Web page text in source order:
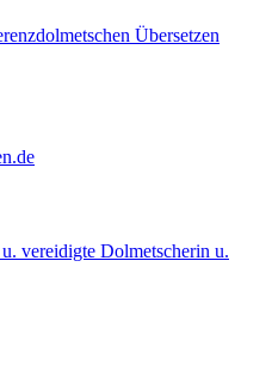
Übersetzen
vereidigte Dolmetscherin u.